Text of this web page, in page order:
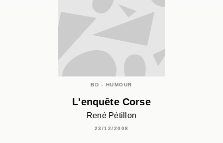
BD - HUMOUR
L'enquête Corse
René Pétillon
23/12/2008